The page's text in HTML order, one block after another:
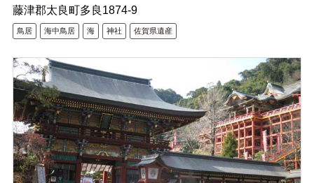
藤津郡太良町多良1874-9
鳥居 海中鳥居 海 神社 佐賀県遺産